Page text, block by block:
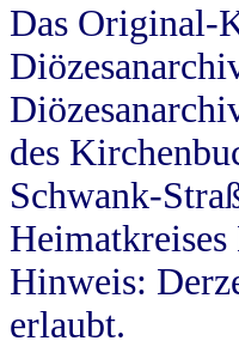
Das Original-
des
Schwank-
Hinweis:
erlaubt.